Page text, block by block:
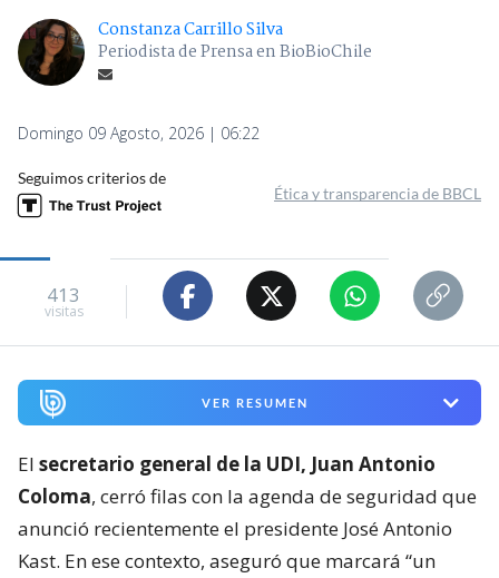
Constanza Carrillo Silva
Periodista de Prensa en BioBioChile
Domingo 09 Agosto, 2026 | 06:22
Seguimos criterios de
Ética y transparencia de BBCL
413
visitas
VER RESUMEN
El secretario general de la UDI, Juan Antonio
Coloma, cerró filas con la agenda de seguridad que
anunció recientemente el presidente José Antonio
Kast. En ese contexto, aseguró que marcará “un